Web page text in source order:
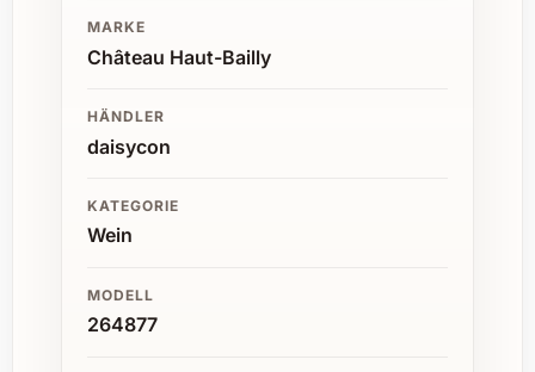
MARKE
Château Haut-Bailly
HÄNDLER
daisycon
KATEGORIE
Wein
MODELL
264877